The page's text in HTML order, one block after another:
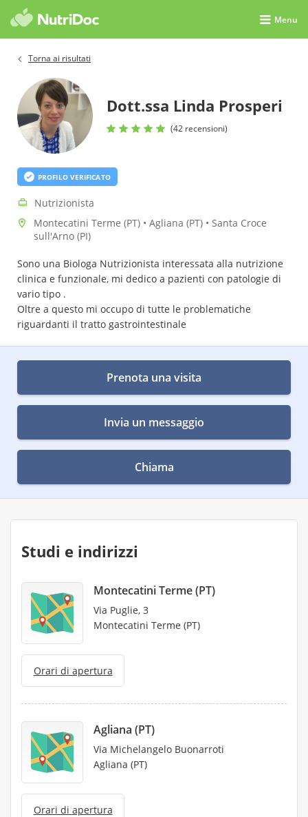
Menu
Torna ai risultati
Dott.ssa Linda Prosperi
(42 recensioni)
PROFILO VERIFICATO
Nutrizionista
Montecatini Terme (PT) • Agliana (PT) • Santa Croce
sull'Arno (PI)
Sono una Biologa Nutrizionista interessata alla nutrizione
clinica e funzionale, mi dedico a pazienti con patologie di
vario tipo .
Oltre a questo mi occupo di tutte le problematiche
riguardanti il tratto gastrointestinale
Prenota una visita
Invia un messaggio
Chiama
Studi e indirizzi
Montecatini Terme (PT)
Via Puglie, 3
Montecatini Terme (PT)
Orari di apertura
Agliana (PT)
Via Michelangelo Buonarroti
Agliana (PT)
Orari di apertura